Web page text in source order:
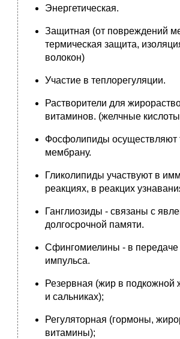
Энергетическая.
Защитная (от повреждений
термическая защита,
волокон)
Участие в теплорегуляции.
Растворители для
витаминов. (желчные
Фосфолипиды осуществляют
мембрану.
Гликолипиды участвуют в
реакциях, в реакцих
Ганглиозиды - связаны с
долгосрочной памяти.
Сфингомиелины - в передаче
импульса.
Резервная (жир в подкожной
и сальниках);
Регуляторная (гормоны,
витамины);